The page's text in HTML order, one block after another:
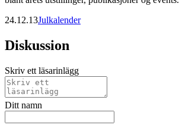
24.12.13Julkalender
Diskussion
Skriv ett läsarinlägg
Ditt namn